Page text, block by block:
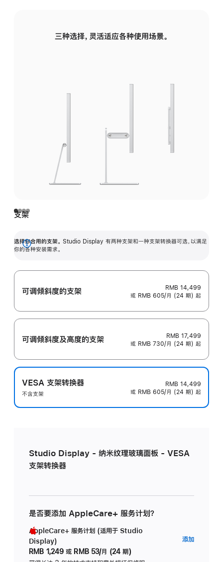
三种选择，灵活适应各种使用场景。
支架
选择你合用的支架。 Studio Display 有两种支架和一种支架转换器可选，以满足
你的各种安装需求。
展
可调倾斜度的支架
RMB 14,499
或 RMB 605/月 (24 期) 起
可调倾斜度及高‍度的支‍架
RMB 17,499
或 RMB 730/月 (24 期) 起
VESA 支架转换器
不含支架
RMB 14,499
或 RMB 605/月 (24 期) 起
Studio Display - 纳米纹理玻璃面板 - VESA
支架转换器
是否要添加 AppleCare+ 服务计划？
AppleCare+ 服务计划 (适用于 Studio
Display)
RMB 1,249 或 RMB 53/月 (24 期)
添加